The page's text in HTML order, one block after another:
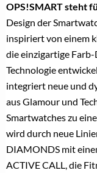
OPS!SMART steht
Design der
inspiriert von einem
die einzigartige
Technologie
integriert neue und
aus Glamour und
Smartwatches zu
wird durch neue
DIAMONDS mit
ACTIVE CALL, die